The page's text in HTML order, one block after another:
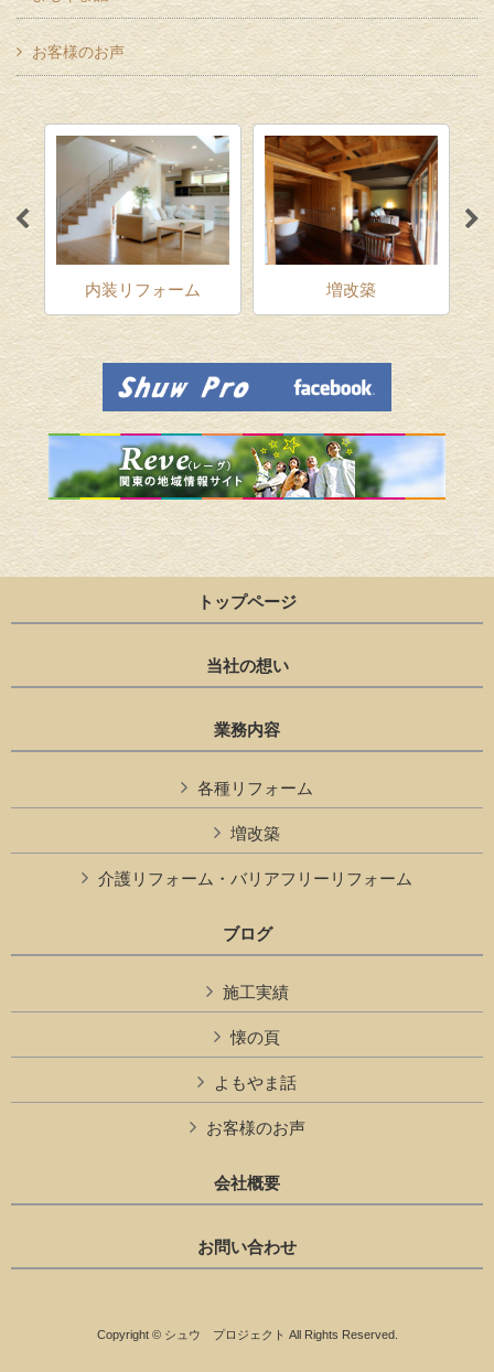
お客様のお声
内装リフォーム 増改築
トップページ
当社の想い
業務内容
各種リフォーム
増改築
介護リフォーム・バリアフリーリフォーム
ブログ
施工実績
懐の頁
よもやま話
お客様のお声
会社概要
お問い合わせ
Copyright © シュウ プロジェクト All Rights Reserved.